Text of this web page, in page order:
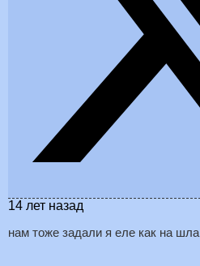
14 лет назад
нам тоже задали я еле как на шла